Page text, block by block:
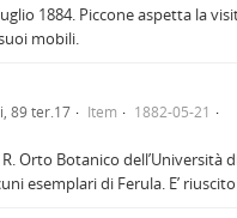
1884. Piccone aspetta la
mobili.
89 ter.17 Item
1882-05-21
Orto Botanico dell’Università
esemplari di Ferula. E’